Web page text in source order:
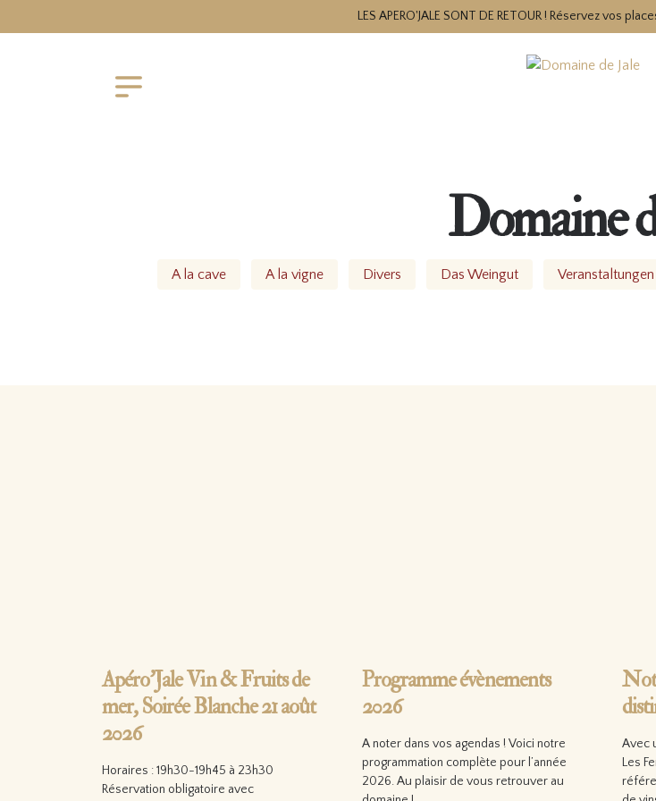
LES APERO'JALE SONT DE RETOUR ! Réservez vos
Domaine
A la cave A la vigne Divers Das Weingut Veranstaltungen
Apéro’Jale Vin & Fruits de
mer, Soirée Blanche 21 août
2026
Horaires : 19h30-19h45 à 23h30
Réservation obligatoire avec
Programme évènements
2026
A noter dans vos agendas ! Voici notre
programmation complète pour l’année
2026. Au plaisir de vous retrouver au
Avec
Les